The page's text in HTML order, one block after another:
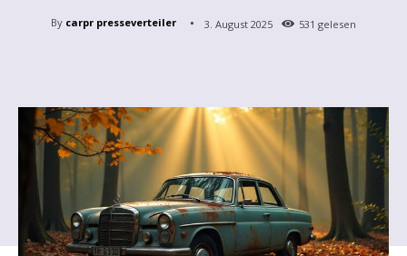
By carpr presseverteiler 3. August 2025 531 gelesen